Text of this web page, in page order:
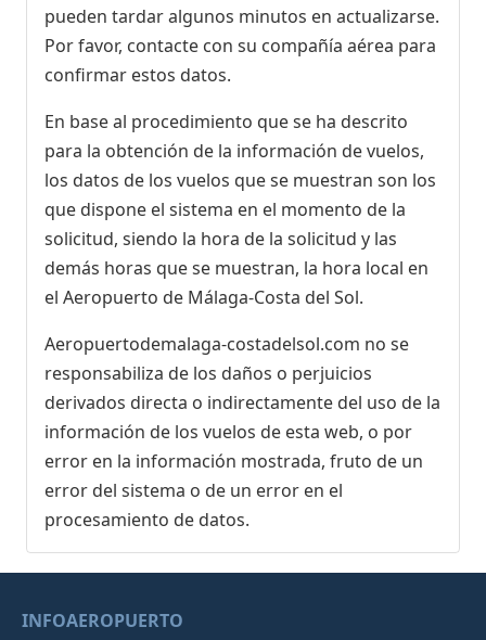
pueden tardar algunos minutos en actualizarse.
Por favor, contacte con su compañía aérea para
confirmar estos datos.
En base al procedimiento que se ha descrito
para la obtención de la información de vuelos,
los datos de los vuelos que se muestran son los
que dispone el sistema en el momento de la
solicitud, siendo la hora de la solicitud y las
demás horas que se muestran, la hora local en
el Aeropuerto de Málaga-Costa del Sol.
Aeropuertodemalaga-costadelsol.com no se
responsabiliza de los daños o perjuicios
derivados directa o indirectamente del uso de la
información de los vuelos de esta web, o por
error en la información mostrada, fruto de un
error del sistema o de un error en el
procesamiento de datos.
INFOAEROPUERTO